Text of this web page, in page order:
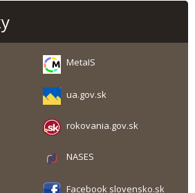
MetaIS
ua.gov.sk
rokovania.gov.sk
NASES
Facebook slovensko.sk